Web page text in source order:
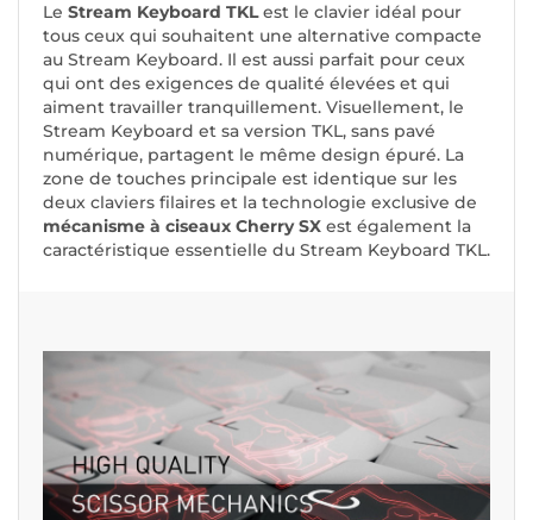
Le Stream Keyboard TKLest le clavier idéal pour
tous ceux qui souhaitent une alternative compacte
au Stream Keyboard. Il est aussi parfait pour ceux
qui ont des exigences de qualité élevées et qui
aiment travailler tranquillement. Visuellement, le
Stream Keyboard et sa version TKL, sans pavé
numérique, partagent le même design épuré. La
zone de touches principale est identique sur les
deux claviers filaires et la technologie exclusive de
mécanisme à ciseaux Cherry SX est également la
caractéristique essentielle du Stream Keyboard TKL.